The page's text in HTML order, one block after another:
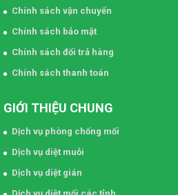
Chính sách vận chuyển
Chính sách bảo mật
Chính sách đổi trả hàng
Chính sách thanh toán
GIỚI THIỆU CHUNG
Dịch vụ phòng chống mối
Dịch vụ diệt muỗi
Dịch vụ diệt gián